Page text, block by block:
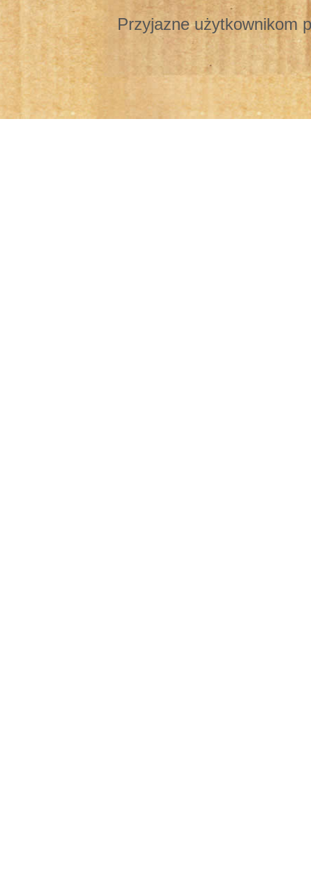
Przyjazne użytkownikom